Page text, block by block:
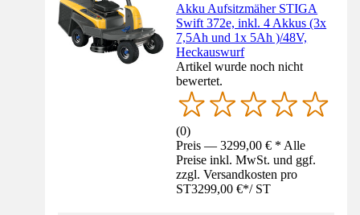
Akku Aufsitzmäher STIGA
Swift 372e, inkl. 4 Akkus (3x
7,5Ah und 1x 5Ah )/48V,
Heckauswurf
Artikel wurde noch nicht
bewertet.
(0)
Preis — 3299,00 € * Alle
Preise inkl. MwSt. und ggf.
zzgl. Versandkosten pro
ST3299,00 €*/ ST